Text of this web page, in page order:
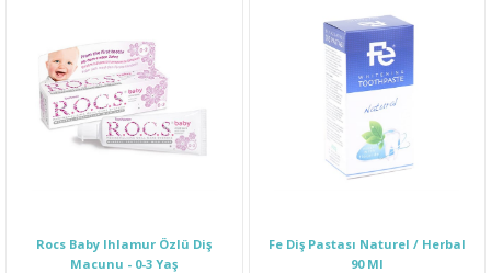
Rocs Baby Ihlamur Özlü Diş
Macunu - 0-3 Yaş
Fe Diş Pastası Naturel / Herbal
90 Ml